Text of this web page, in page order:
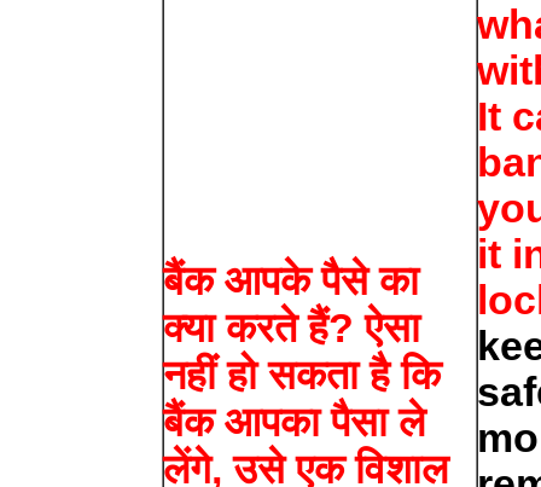
बैंक आपके पैसे का
क्या करते हैं? ऐसा
नहीं हो सकता है कि
बैंक आपका पैसा ले
लेंगे, उसे एक विशाल
It
it